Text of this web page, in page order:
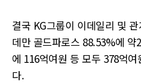
결국 KG그룹이 이데일리 및
데만 골드파로스 88.53%에 약
에 116억여원 등 모두 378억
다.